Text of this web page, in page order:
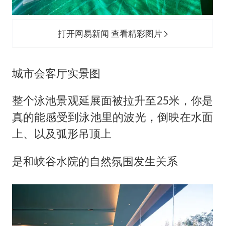
打开网易新闻 查看精彩图片
城市会客厅实景图
整个泳池景观延展面被拉升至25米，你是
真的能感受到泳池里的波光，倒映在水面
上、以及弧形吊顶上
是和峡谷水院的自然氛围发生关系